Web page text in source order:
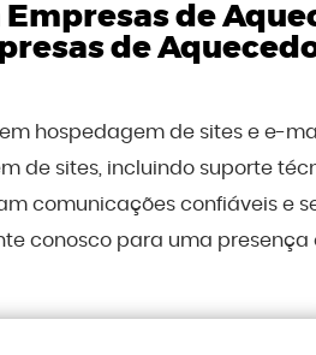
de
de
hospedagem de sites e e-
de sites, incluindo suporte
comunicações confiáveis e
conosco para uma presença